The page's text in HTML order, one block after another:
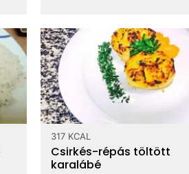
317 KCAL
Csirkés-répás töltött
karalábé